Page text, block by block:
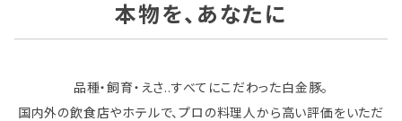
本物を、あなたに
品種・飼育・えさ..すべてにこだわった白金豚。
国内外の飲食店やホテルで、プロの料理人から高い評価をいただ